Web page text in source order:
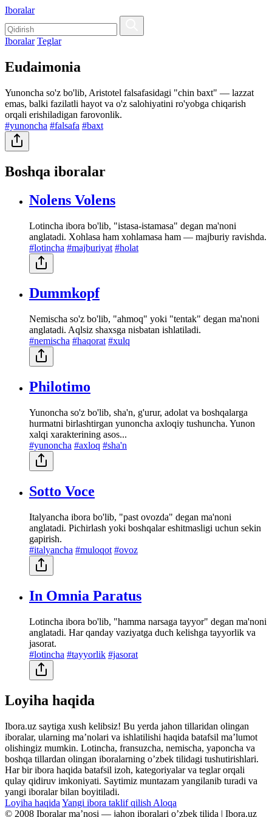
Iboralar
Iboralar Teglar
Eudaimonia
Yunoncha so'z bo'lib, Aristotel falsafasidagi "chin baxt" — lazzat
emas, balki fazilatli hayot va o'z salohiyatini ro'yobga chiqarish
orqali erishiladigan farovonlik.
#yunoncha #falsafa #baxt
Boshqa iboralar
Nolens Volens
Lotincha ibora bo'lib, "istasa-istamasa" degan ma'noni
anglatadi. Xohlasa ham xohlamasa ham — majburiy ravishda.
#lotincha #majburiyat #holat
Dummkopf
Nemischa so'z bo'lib, "ahmoq" yoki "tentak" degan ma'noni
anglatadi. Aqlsiz shaxsga nisbatan ishlatiladi.
#nemischa #haqorat #xulq
Philotimo
Yunoncha so'z bo'lib, sha'n, g'urur, adolat va boshqalarga
hurmatni birlashtirgan yunoncha axloqiy tushuncha. Yunon
xalqi xarakterining asos...
#yunoncha #axloq #sha'n
Sotto Voce
Italyancha ibora bo'lib, "past ovozda" degan ma'noni
anglatadi. Pichirlash yoki boshqalar eshitmasligi uchun sekin
gapirish.
#italyancha #muloqot #ovoz
In Omnia Paratus
Lotincha ibora bo'lib, "hamma narsaga tayyor" degan ma'noni
anglatadi. Har qanday vaziyatga duch kelishga tayyorlik va
jasorat.
#lotincha #tayyorlik #jasorat
Loyiha haqida
Ibora.uz saytiga xush kelibsiz! Bu yerda jahon tillaridan olingan
iboralar, ularning maʼnolari va ishlatilishi haqida batafsil maʼlumot
olishingiz mumkin. Lotincha, fransuzcha, nemischa, yaponcha va
boshqa tillardan olingan iboralarning oʼzbek tilidagi tushutirishlari.
Har bir ibora haqida batafsil izoh, kategoriyalar va teglar orqali
qulay qidiruv imkoniyati. Saytimiz muntazam yangilanib turadi va
yangi iboralar bilan boyitiladi.
Loyiha haqida Yangi ibora taklif qilish Aloqa
© 2008 Iboralar maʼnosi — jahon iboralari oʼzbek tilida | Ibora.uz